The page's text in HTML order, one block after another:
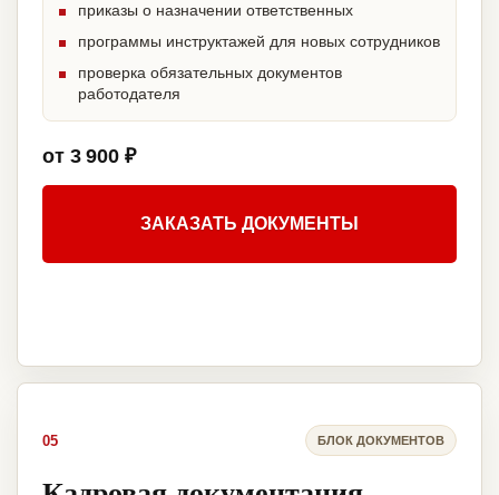
приказы о назначении ответственных
программы инструктажей для новых сотрудников
проверка обязательных документов
работодателя
от 3 900 ₽
ЗАКАЗАТЬ ДОКУМЕНТЫ
05 БЛОК ДОКУМЕНТОВ